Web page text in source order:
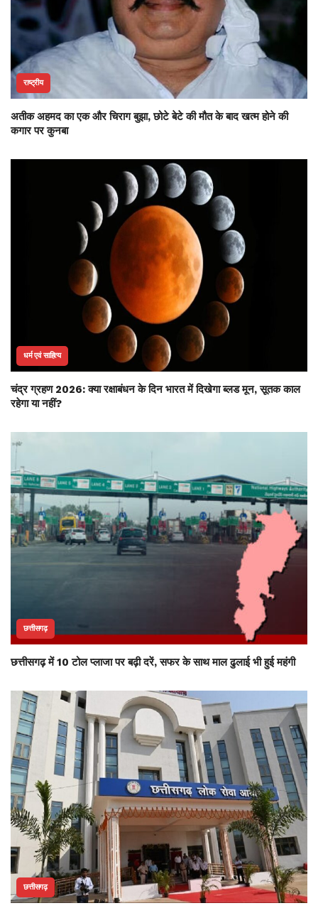
राष्ट्रीय
अतीक अहमद का एक और चिराग बुझा, छोटे बेटे की मौत के बाद खत्म होने की
कगार पर कुनबा
धर्म एवं साहित्य
चंद्र ग्रहण 2026: क्या रक्षाबंधन के दिन भारत में दिखेगा ब्लड मून, सूतक काल
रहेगा या नहीं?
छत्तीसगढ़
छत्तीसगढ़ में 10 टोल प्लाजा पर बढ़ी दरें, सफर के साथ माल ढुलाई भी हुई महंगी
छत्तीसगढ़